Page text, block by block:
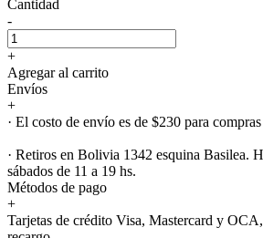
Cantidad
-
+
Agregar al carrito
Envíos
+
· El costo de envío es de $230 para
· Retiros en Bolivia 1342 esquina Basilea.
sábados de 11 a 19 hs.
Métodos de pago
+
Tarjetas de crédito Visa, Mastercard y